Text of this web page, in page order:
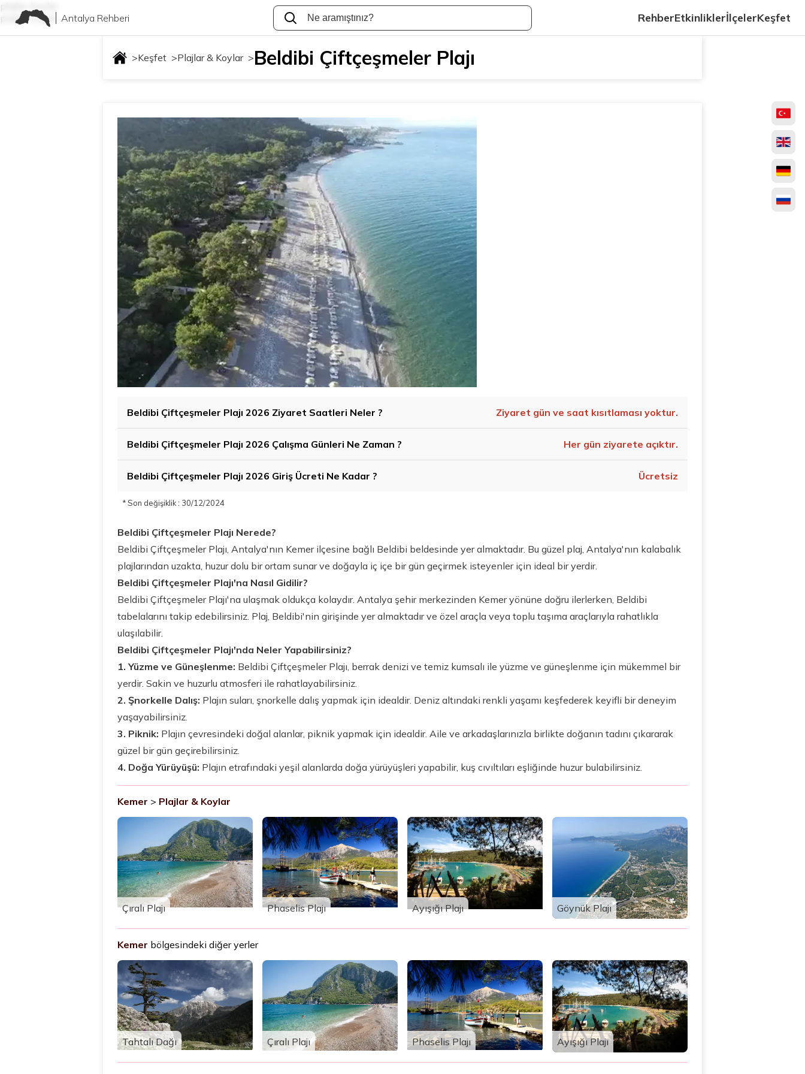
plajlar-koylar
plajlar-koylar
Antalya Rehberi RehberEtkinliklerİlçelerKeşfet
>Keşfet >Plajlar & Koylar >Beldibi Çiftçeşmeler Plajı
Beldibi Çiftçeşmeler Plajı 2026 Ziyaret Saatleri Neler ? Ziyaret gün ve saat kısıtlaması yoktur.
Beldibi Çiftçeşmeler Plajı 2026 Çalışma Günleri Ne Zaman ? Her gün ziyarete açıktır.
Beldibi Çiftçeşmeler Plajı 2026 Giriş Ücreti Ne Kadar ? Ücretsiz
* Son değişiklik : 30/12/2024
Beldibi Çiftçeşmeler Plajı Nerede?
Beldibi Çiftçeşmeler Plajı, Antalya'nın Kemer ilçesine bağlı Beldibi beldesinde yer almaktadır. Bu güzel plaj, Antalya'nın kalabalık
plajlarından uzakta, huzur dolu bir ortam sunar ve doğayla iç içe bir gün geçirmek isteyenler için ideal bir yerdir.
Beldibi Çiftçeşmeler Plajı'na Nasıl Gidilir?
Beldibi Çiftçeşmeler Plajı'na ulaşmak oldukça kolaydır. Antalya şehir merkezinden Kemer yönüne doğru ilerlerken, Beldibi
tabelalarını takip edebilirsiniz. Plaj, Beldibi'nin girişinde yer almaktadır ve özel araçla veya toplu taşıma araçlarıyla rahatlıkla
ulaşılabilir.
Beldibi Çiftçeşmeler Plajı'nda Neler Yapabilirsiniz?
1. Yüzme ve Güneşlenme: Beldibi Çiftçeşmeler Plajı, berrak denizi ve temiz kumsalı ile yüzme ve güneşlenme için mükemmel bir
yerdir. Sakin ve huzurlu atmosferi ile rahatlayabilirsiniz.
2. Şnorkelle Dalış: Plajın suları, şnorkelle dalış yapmak için idealdir. Deniz altındaki renkli yaşamı keşfederek keyifli bir deneyim
yaşayabilirsiniz.
3. Piknik: Plajın çevresindeki doğal alanlar, piknik yapmak için idealdir. Aile ve arkadaşlarınızla birlikte doğanın tadını çıkararak
güzel bir gün geçirebilirsiniz.
4. Doğa Yürüyüşü: Plajın etrafındaki yeşil alanlarda doğa yürüyüşleri yapabilir, kuş cıvıltıları eşliğinde huzur bulabilirsiniz.
Kemer > Plajlar & Koylar
Çıralı Plajı Phaselis Plajı Ayışığı Plajı Göynük Plajı
Kemer bölgesindeki diğer yerler
Tahtalı Dağı Çıralı Plajı Phaselis Plajı Ayışığı Plajı